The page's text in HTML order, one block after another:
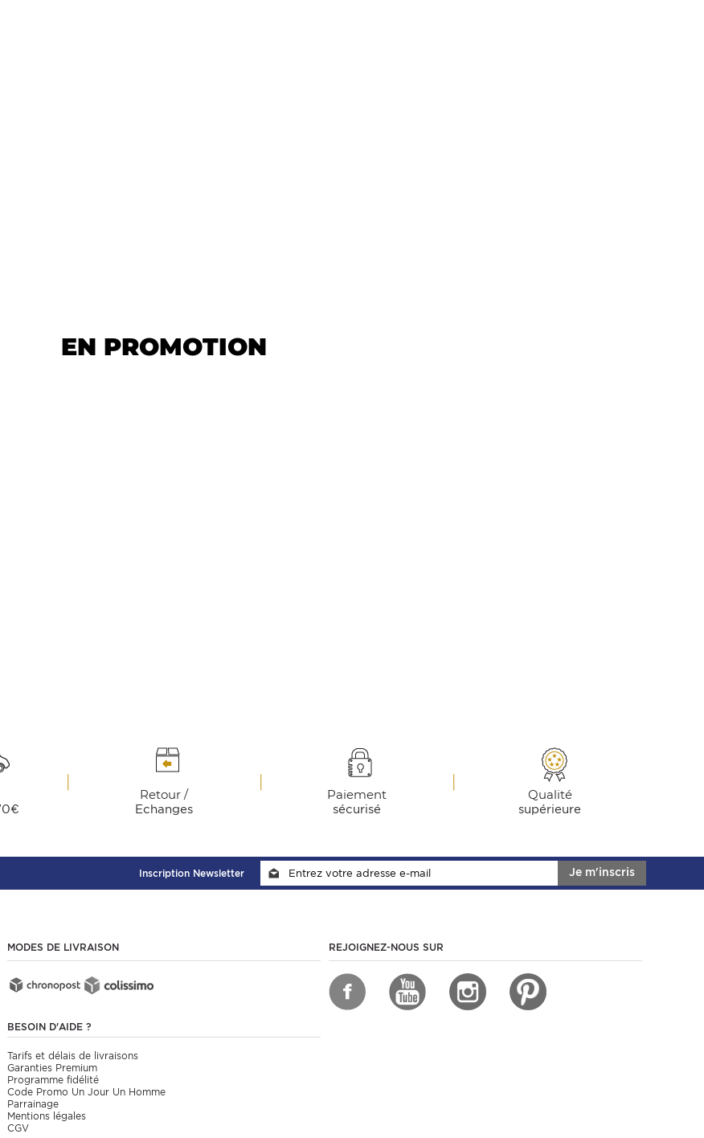
EN PROMOTION
Retour /
Echanges
Paiement
sécurisé
Qualité
supérieure
Je m'inscris
Inscription Newsletter
MODES DE LIVRAISON REJOIGNEZ-NOUS SUR
BESOIN D'AIDE ?
Tarifs et délais de livraisons
Garanties Premium
Programme fidélité
Code Promo Un Jour Un Homme
Parrainage
Mentions légales
CGV